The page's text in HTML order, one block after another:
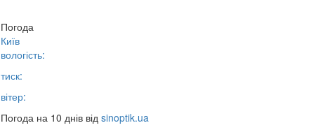
Погода
Київ
вологість:
тиск:
вітер:
Погода на 10 днів від sinoptik.ua